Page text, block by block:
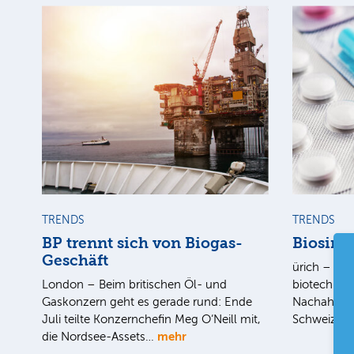
TRENDS
BP trennt sich von Biogas-
Geschäft
London – Beim britischen Öl- und
Gaskonzern geht es gerade rund: Ende
Juli teilte Konzernchefin Meg O‘Neill mit,
die Nordsee-Assets… mehr
TRENDS
ürich –
Schweizer